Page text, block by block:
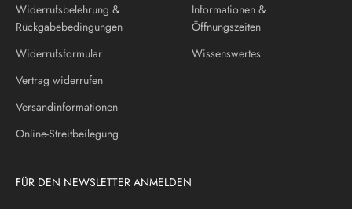
Widerrufsbelehrung &
Rückgabebedingungen
Widerrufsformular
Vertrag widerrufen
Versandinformationen
Online-Streitbeilegung
Informationen &
Öffnungszeiten
Wissenswertes
FÜR DEN NEWSLETTER ANMELDEN